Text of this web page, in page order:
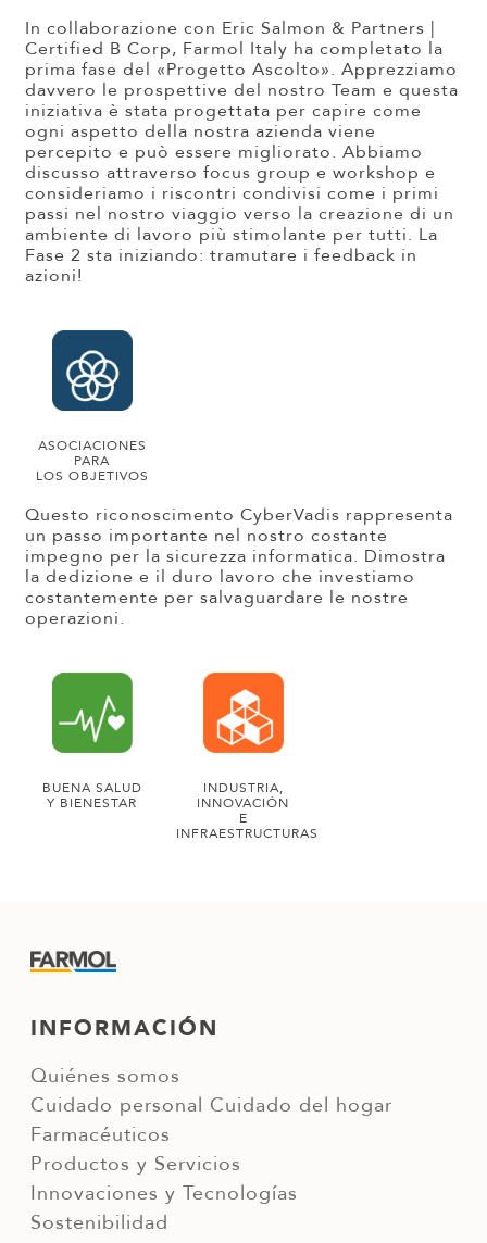
In collaborazione con Eric Salmon & Partners |
Certified B Corp, Farmol Italy ha completato la
prima fase del «Progetto Ascolto». Apprezziamo
davvero le prospettive del nostro Team e questa
iniziativa è stata progettata per capire come
ogni aspetto della nostra azienda viene
percepito e può essere migliorato. Abbiamo
discusso attraverso focus group e workshop e
consideriamo i riscontri condivisi come i primi
passi nel nostro viaggio verso la creazione di un
ambiente di lavoro più stimolante per tutti. La
Fase 2 sta iniziando: tramutare i feedback in
azioni!
ASOCIACIONES
PARA
LOS OBJETIVOS
Questo riconoscimento CyberVadis rappresenta
un passo importante nel nostro costante
impegno per la sicurezza informatica. Dimostra
la dedizione e il duro lavoro che investiamo
costantemente per salvaguardare le nostre
operazioni.
BUENA SALUD
Y BIENESTAR
INDUSTRIA,
INNOVACIÓN
E
INFRAESTRUCTURAS
INFORMACIÓN
Quiénes somos
Cuidado personal Cuidado del hogar
Farmacéuticos
Productos y Servicios
Innovaciones y Tecnologías
Sostenibilidad